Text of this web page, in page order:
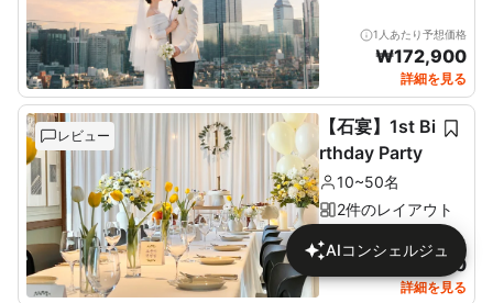
1人あたり予想価格
₩172,900
詳細を見る
レビュー
【石宴】1st Bi
rthday Party
10~50名
2件のレイアウト
1人あたり予想価格
137,680
詳細を見る
AIコンシェルジュ